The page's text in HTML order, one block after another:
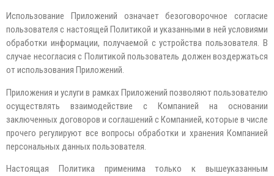
Использование Приложений означает безоговорочное согласие
пользователя с настоящей Политикой и указанными в ней условиями
обработки информации, получаемой с устройства пользователя. В
случае несогласия с Политикой пользователь должен воздержаться
от использования Приложений.
Приложения и услуги в рамках Приложений позволяют пользователю
осуществлять взаимодействие с Компанией на основании
заключенных договоров и соглашений с Компанией, которые в числе
прочего регулируют все вопросы обработки и хранения Компанией
персональных данных пользователя.
Настоящая Политика применима только к вышеуказанным